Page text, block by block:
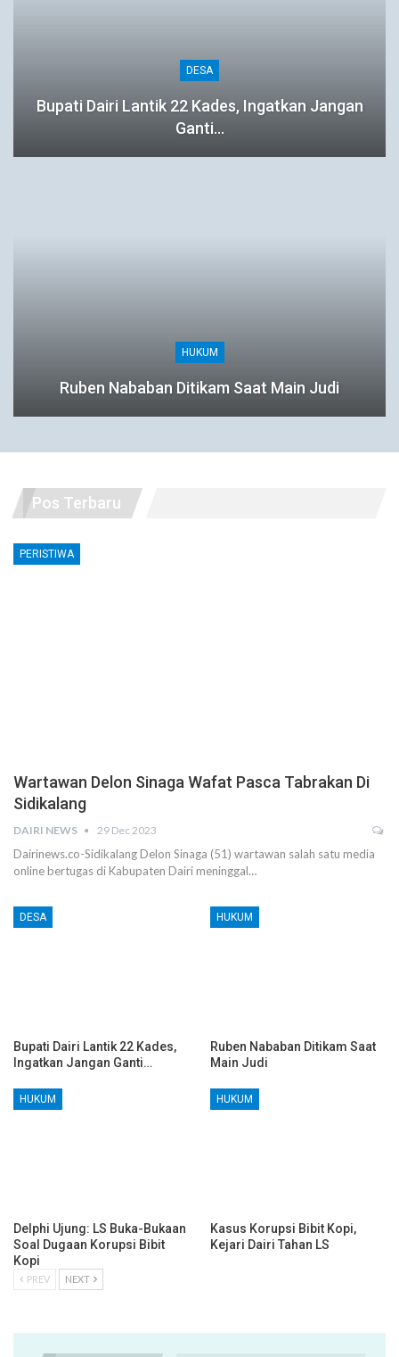
DESA
Bupati Dairi Lantik 22 Kades, Ingatkan Jangan
Ganti…
HUKUM
Ruben Nababan Ditikam Saat Main Judi
Pos Terbaru
PERISTIWA
Wartawan Delon Sinaga Wafat Pasca Tabrakan Di
Sidikalang
DAIRI NEWS 29 Dec 2023
Dairinews.co-Sidikalang Delon Sinaga (51) wartawan salah satu media
online bertugas di Kabupaten Dairi meninggal…
DESA
Bupati Dairi Lantik 22 Kades,
Ingatkan Jangan Ganti…
HUKUM
Ruben Nababan Ditikam Saat
Main Judi
HUKUM
Delphi Ujung: LS Buka-Bukaan
Soal Dugaan Korupsi Bibit
Kopi
HUKUM
Kasus Korupsi Bibit Kopi,
Kejari Dairi Tahan LS
PREV NEXT